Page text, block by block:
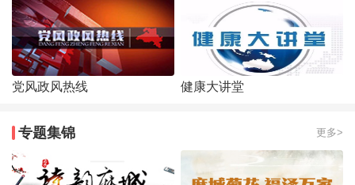
党风政风热线 健康大讲堂
专题集锦 更多>